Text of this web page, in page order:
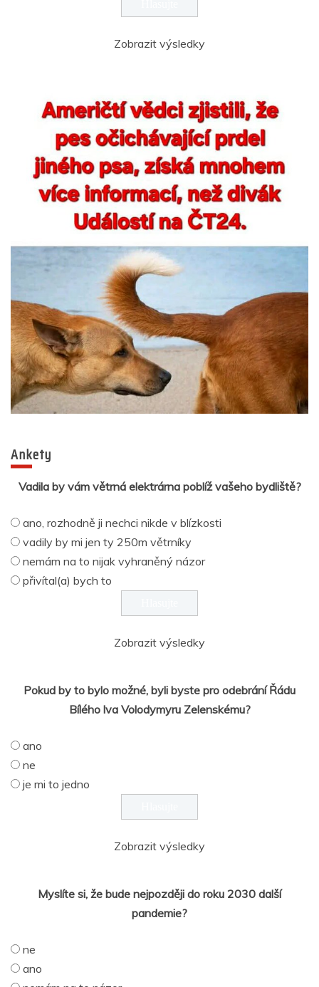
Zobrazit výsledky
Ankety
Vadila by vám větrná elektrárna poblíž vašeho bydliště?
ano, rozhodně ji nechci nikde v blízkosti
vadily by mi jen ty 250m větrníky
nemám na to nijak vyhraněný názor
přivítal(a) bych to
Zobrazit výsledky
Pokud by to bylo možné, byli byste pro odebrání Řádu
Bílého lva Volodymyru Zelenskému?
ano
ne
je mi to jedno
Zobrazit výsledky
Myslíte si, že bude nejpozději do roku 2030 další
pandemie?
ne
ano